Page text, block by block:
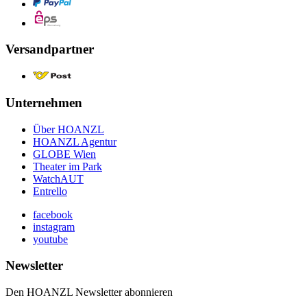
Versandpartner
Unternehmen
Über HOANZL
HOANZL Agentur
GLOBE Wien
Theater im Park
WatchAUT
Entrello
facebook
instagram
youtube
Newsletter
Den HOANZL Newsletter abonnieren